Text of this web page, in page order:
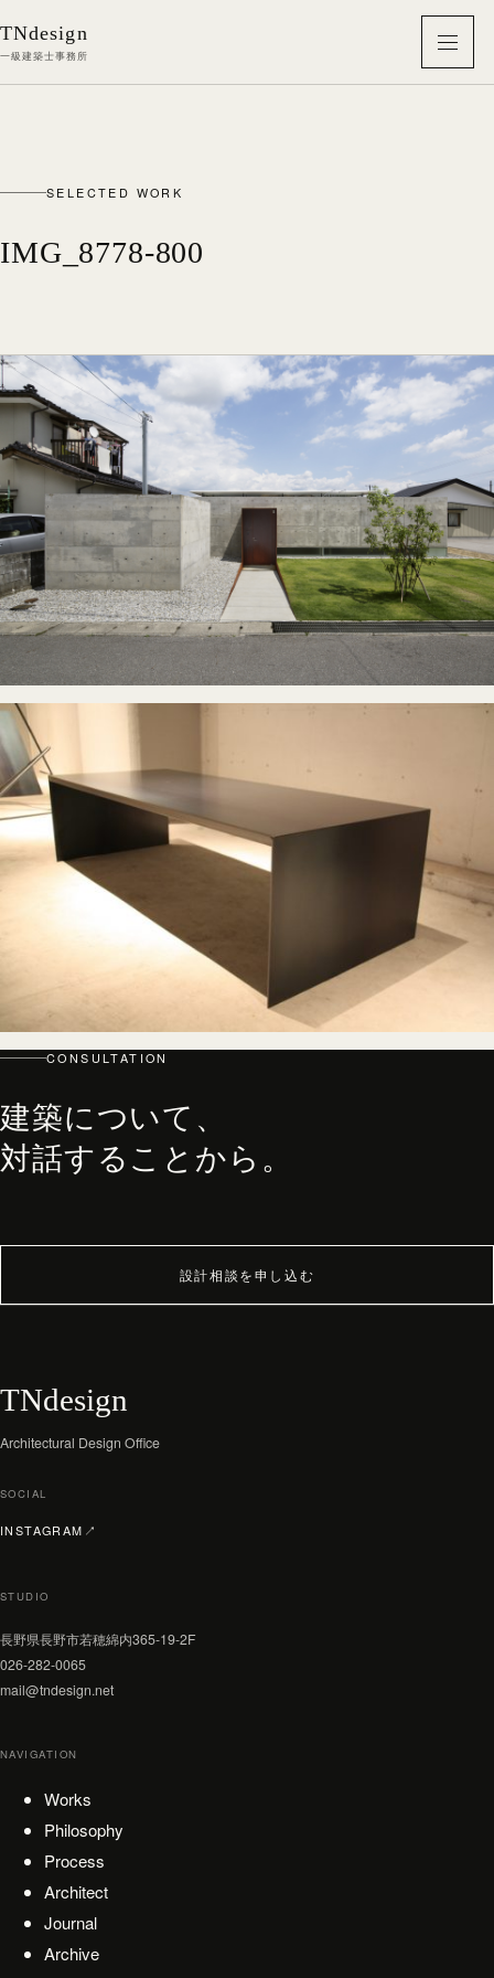
TNdesign
一級建築士事務所
top
PHILOSOPHY・PROCESS
JOURNAL
メニ
SELECTED WORK
IMG_8778-800
CONSULTATION
建築について、
対話することから。
設計相談を申し込む
TNdesign
Architectural Design Office
SOCIAL
INSTAGRAM ↗
（新しいタブで開く）
STUDIO
長野県長野市若穂綿内365-19-2F
026-282-0065
mail@tndesign.net
NAVIGATION
Works
Philosophy
Process
Architect
Journal
Archive